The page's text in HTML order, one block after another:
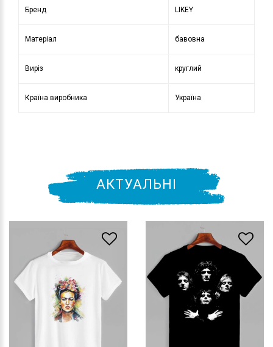
Бренд LIKEY
Матеріал бавовна
Виріз круглий
Країна виробника Україна
АКТУАЛЬНІ